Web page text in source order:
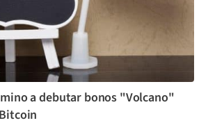
a debutar bonos "Volcano"